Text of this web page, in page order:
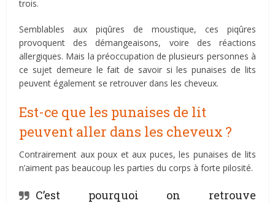
trois.
Semblables aux piqûres de moustique, ces piqûres
provoquent des démangeaisons, voire des réactions
allergiques. Mais la préoccupation de plusieurs personnes à
ce sujet demeure le fait de savoir si les punaises de lits
peuvent également se retrouver dans les cheveux.
Est-ce que les punaises de lit
peuvent aller dans les cheveux ?
Contrairement aux poux et aux puces, les punaises de lits
n’aiment pas beaucoup les parties du corps à forte pilosité.
C’est pourquoi on retrouve